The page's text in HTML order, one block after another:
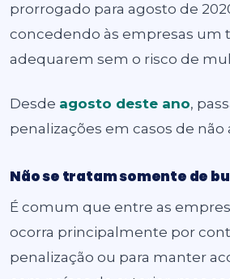
prorrogado para agosto de
concedendo às empresas um
adequarem sem o risco de
Desde agosto deste ano,
penalizações em casos de não
Não se tratam somente de
É comum que entre as
ocorra principalmente por
penalização ou para manter